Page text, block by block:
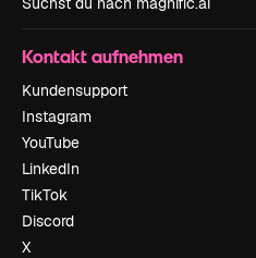
Kontakt aufnehmen
Kundensupport
Instagram
YouTube
LinkedIn
TikTok
Discord
X